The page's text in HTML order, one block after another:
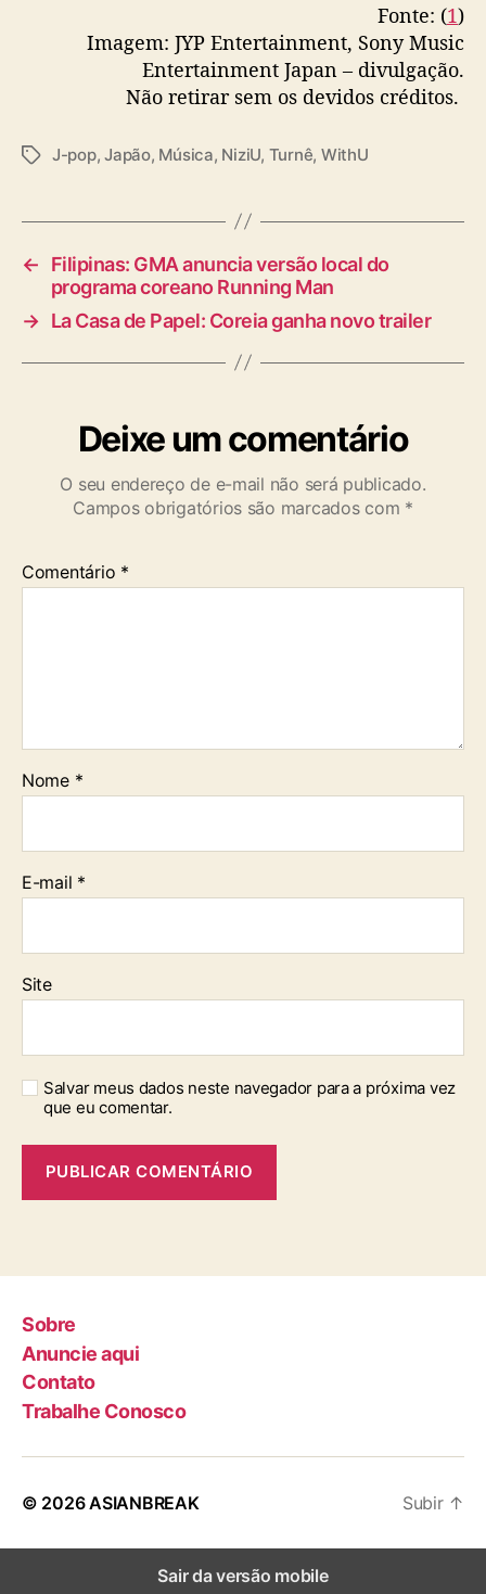
Fonte: (1)
Imagem: JYP Entertainment, Sony Music
Entertainment Japan – divulgação.
Não retirar sem os devidos créditos.
T
s
J-pop,Japão, Música, NiziU, Turnê, WithU
←
Filipinas: GMA anuncia versão local do
programa coreano Running Man
→ La Casa de Papel: Coreia ganha novo trailer
Deixe um comentário
O seu endereço de e-mail não será publicado.
Campos obrigatórios são marcados com *
Comentário *
Nome *
E-mail *
Site
Salvar meus dados neste navegador para a próxima vez
que eu comentar.
Sobre
Anuncie aqui
Contato
Trabalhe Conosco
© 2026ASIANBREAK Subir ↑
Sair da versão mobile